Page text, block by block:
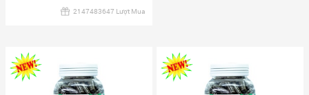
2147483647 Lượt Mua